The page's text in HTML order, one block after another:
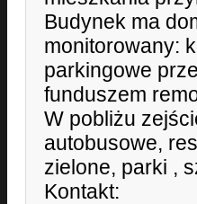
Budynek ma
monitorowany:
parkingowe
funduszem
W pobliżu
autobusowe,
zielone, parki ,
Kontakt: